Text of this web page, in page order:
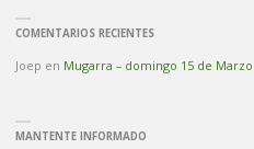
COMENTARIOS RECIENTES
Joep en Mugarra – domingo 15 de Marzo
MANTENTE INFORMADO